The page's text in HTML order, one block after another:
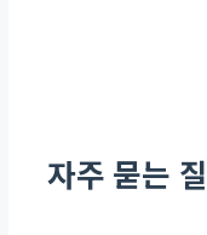
자주 묻는